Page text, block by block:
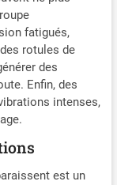
fatigués,
rotules de
des
Enfin, des
intenses,
est un